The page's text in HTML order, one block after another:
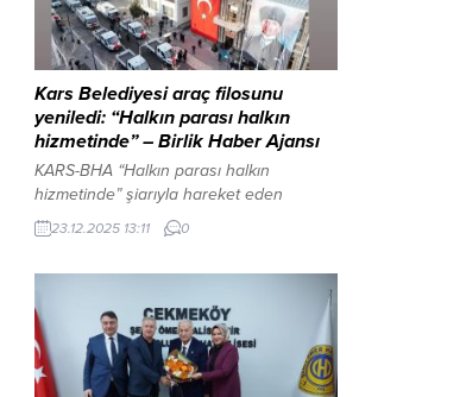
Kars Belediyesi araç filosunu
yeniledi: “Halkın parası halkın
hizmetinde” – Birlik Haber Ajansı
KARS-BHA “Halkın parası halkın
hizmetinde” şiarıyla hareket eden
belediye, kaynaklarını verimli kullanarak
bünyesine çok sayıda yeni araç
sosyal hizmetlere kadar geniş bir
yelpazede kullanılacak. Yapılan yatırımla
birlikte saha ekiplerinin hareket kabiliyeti
artırılırken, vatandaşlara sunulan
23.12.2025 13:11 0